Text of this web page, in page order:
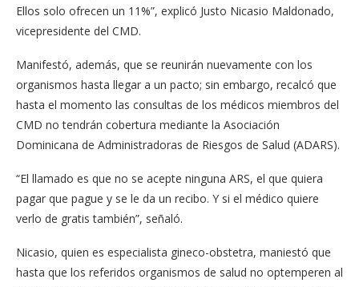
Ellos solo ofrecen un 11%”, explicó Justo Nicasio Maldonado,
vicepresidente del CMD.
Manifestó, además, que se reunirán nuevamente con los
organismos hasta llegar a un pacto; sin em­bargo, recalcó que
hasta el momento las consultas de los médicos miembros del
CMD no tendrán cobertu­ra mediante la Asociación
Dominicana de Administra­doras de Riesgos de Salud (ADARS).
“El llamado es que no se acepte ninguna ARS, el que quiera
pagar que pague y se le da un recibo. Y si el mé­dico quiere
verlo de gratis también”, señaló.
Nicasio, quien es especia­lista gineco-obstetra, ma­niestó que
hasta que los re­feridos organismos de salud no optemperen al